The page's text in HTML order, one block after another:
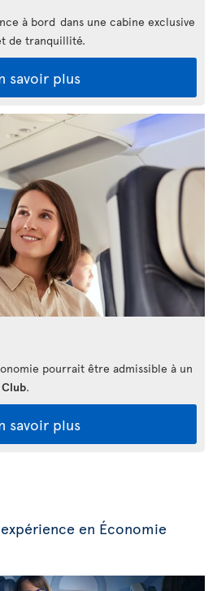
à bord dans une cabine exclusive
de tranquillité.
savoir plus
pourrait être admissible à un
.
savoir plus
en Économie